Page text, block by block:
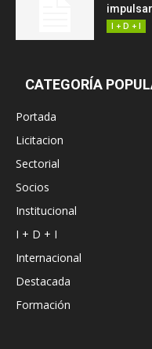
I + D + I
CATEGORÍA
Portada
Licitacion
Sectorial
Socios
Institucional
I + D + I
Internacional
Destacada
Formación